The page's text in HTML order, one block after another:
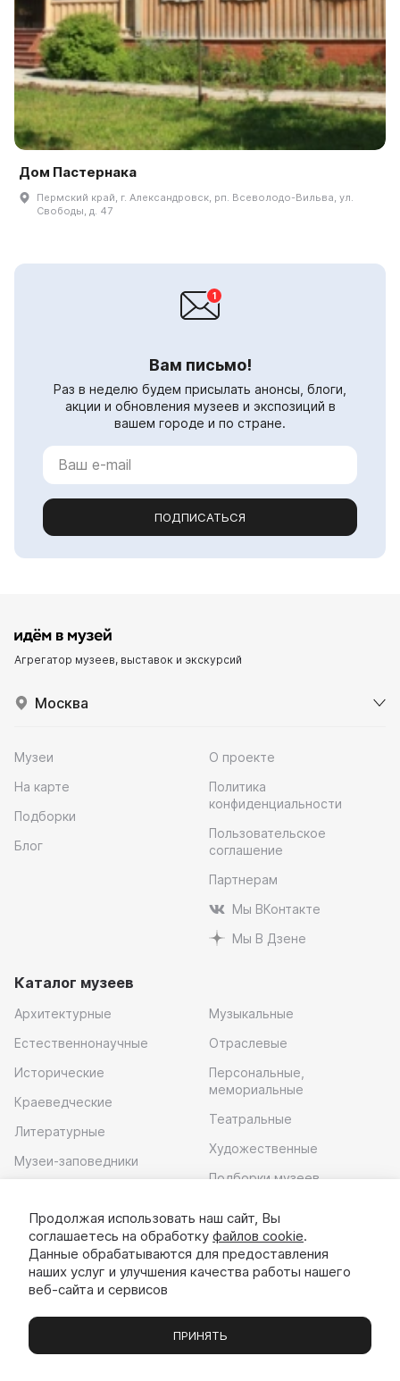
Дом Пастернака
Пермский край, г. Александровск, рп. Всеволодо-Вильва, ул.
Свободы, д. 47
Вам письмо!
Раз в неделю будем присылать анонсы, блоги,
акции и обновления музеев и экспозиций в
вашем городе и по стране.
ПОДПИСАТЬСЯ
Агрегатор музеев, выставок и экскурсий
Москва
Музеи
На карте
Подборки
Блог
О проекте
Политика
конфиденциальности
Пользовательское
соглашение
Партнерам
Мы ВКонтакте
Мы В Дзене
Каталог музеев
Архитектурные
Естественнонаучные
Исторические
Краеведческие
Литературные
Музеи-заповедники
Музыкальные
Отраслевые
Персональные,
мемориальные
Театральные
Художественные
Подборки музеев
Скачать приложение
Музеи Выставки Экскурсии Чаты Вы
Продолжая использовать наш сайт, Вы
соглашаетесь на обработку файлов cookie.
Данные обрабатываются для предоставления
наших услуг и улучшения качества работы нашего
веб-сайта и сервисов
ПРИНЯТЬ